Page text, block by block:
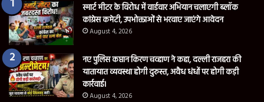
स्मार्ट मीटर के विरोध में वार्डवार अभियान चलाएगी ब्लॉक
कांग्रेस कमेटी, उपभोक्ताओं से भरवाए जाएंगे आवेदन
August 4, 2026
नए पुलिस कप्तान किरण चव्हाण ने कहा, दल्ली राजहरा की
यातायात व्यवस्था होगी दुरुस्त, अवैध धंधों पर होगी कड़ी
कार्रवाई।
August 4, 2026